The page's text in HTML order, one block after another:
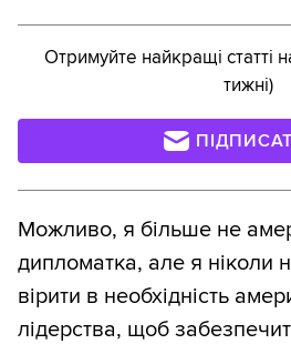
Отримуйте найкращі статті
тижні)
Можливо, я більше не
дипломатка, але я ніколи
вірити в необхідність
лідерства, щоб